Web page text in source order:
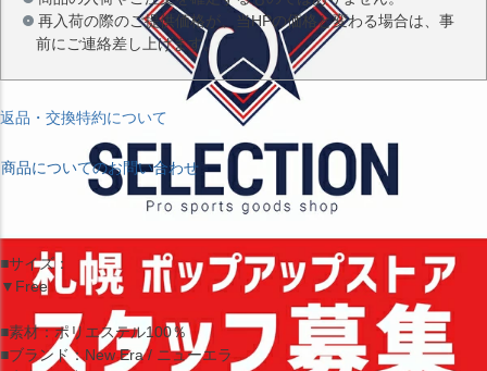
再入荷の際のご提供価格が、当HPの価格と変わる場合は、事
前にご連絡差し上げます。
返品・交換特約について
商品についてのお問い合わせ
■サイズ：
▼Free
■素材：ポリエステル100％
■ブランド：New Era / ニューエラ